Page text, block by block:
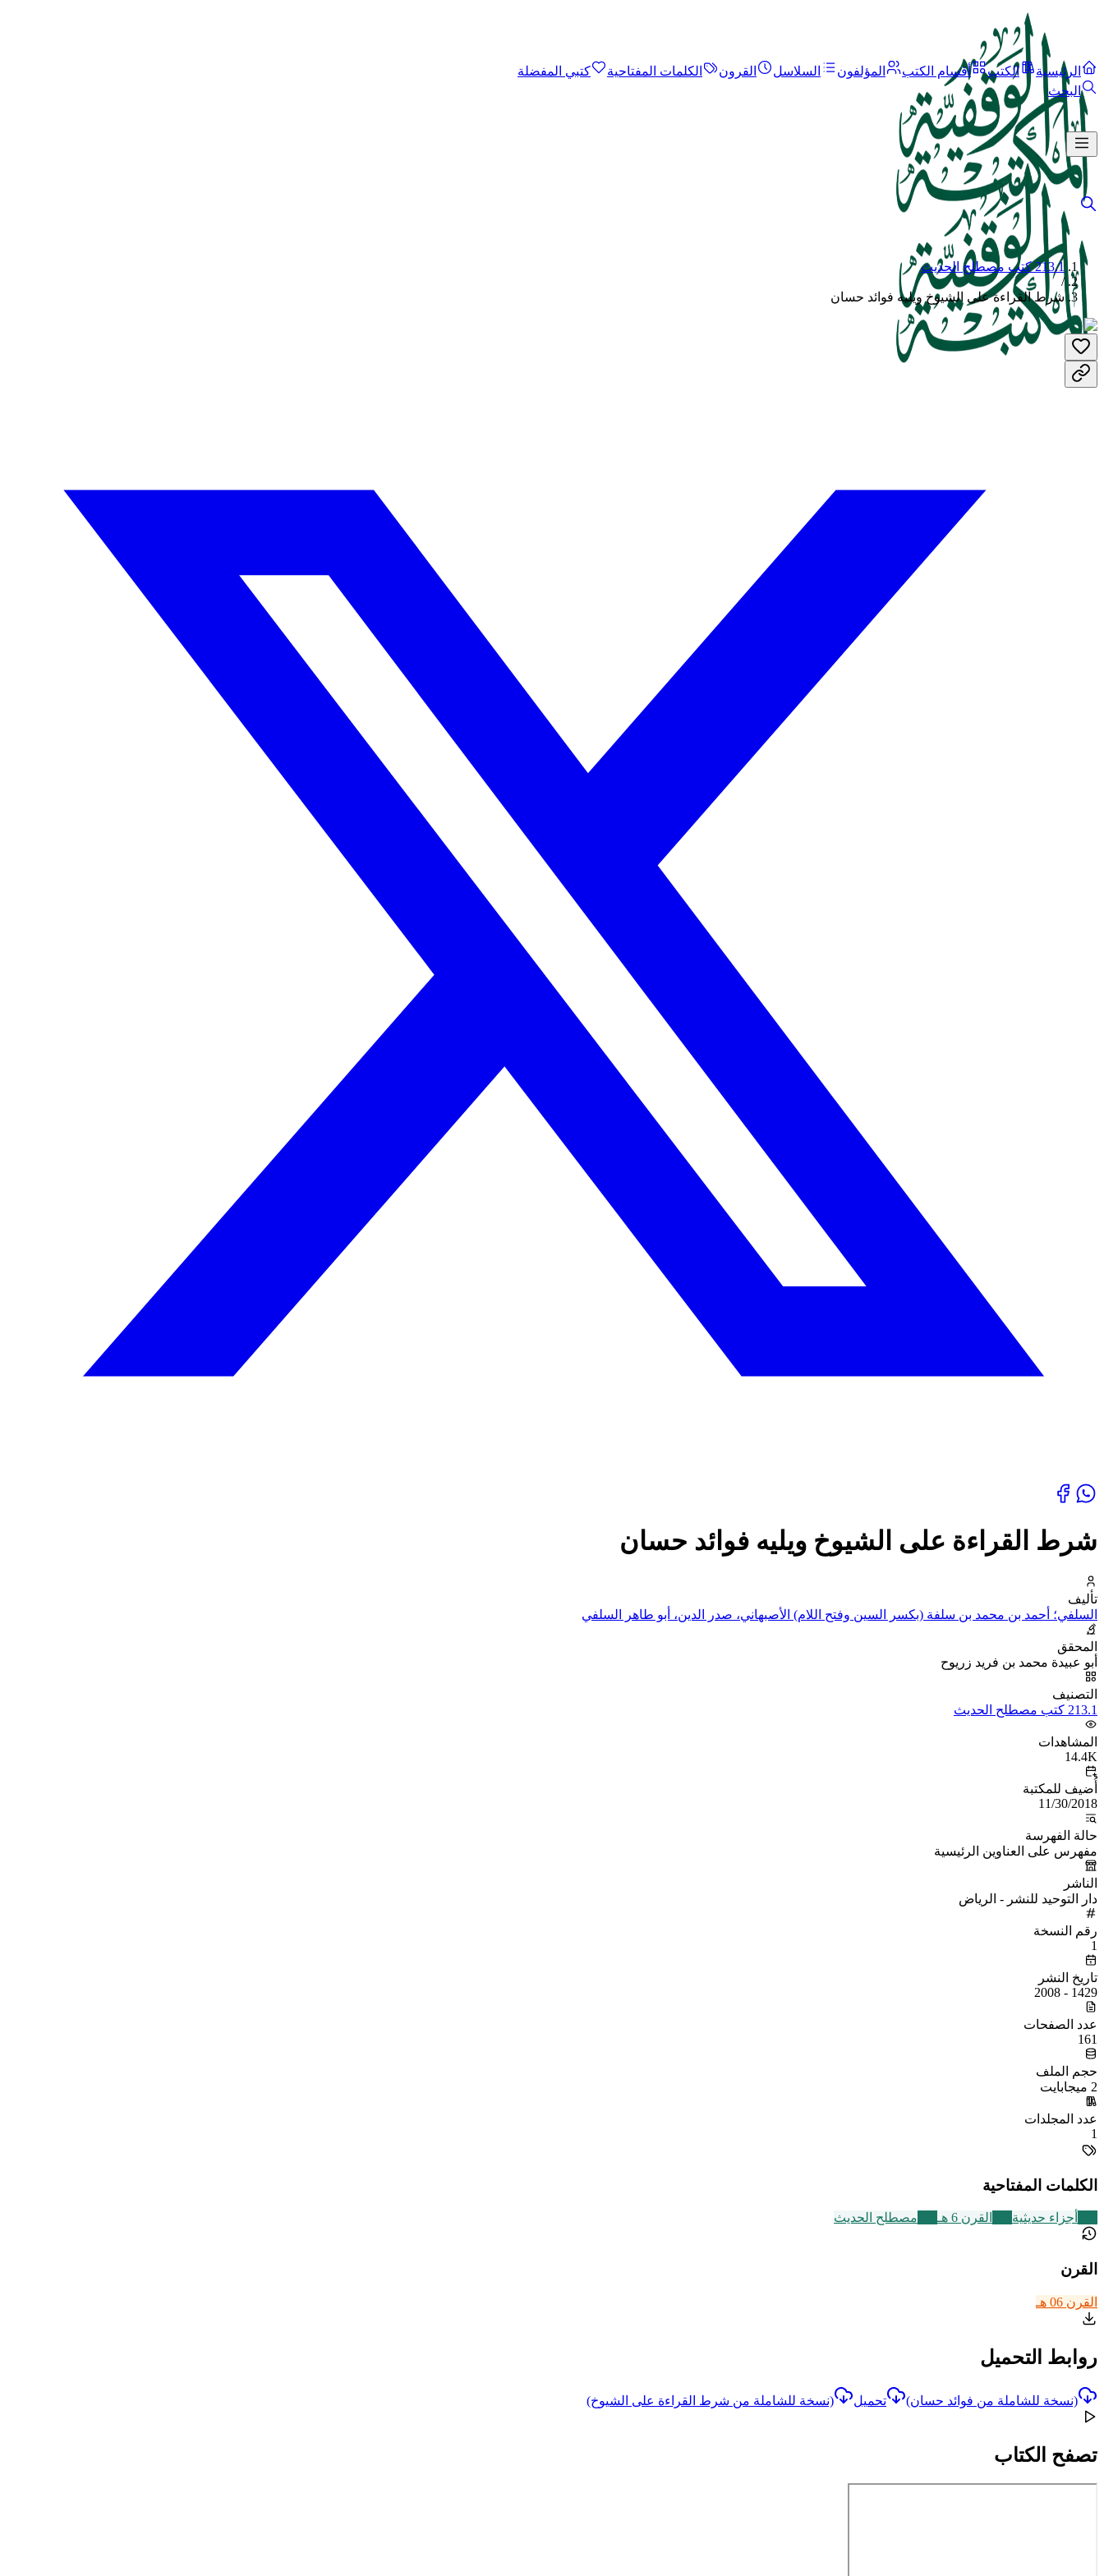
الرئيسية الكتب أقسام الكتب المؤلفون السلاسل القرون الكلمات المفتاحية
كتبي المفضلة
البحث
213.1 كتب مصطلح الحديث
/
شرط القراءة على الشيوخ ويليه فوائد حسان
شرط القراءة على الشيوخ ويليه فوائد حسان
تأليف
السلفي؛ أحمد بن محمد بن سلفة (بكسر السين وفتح اللام) الأصبهاني، صدر الدين، أبو طاهر السلفي
المحقق
أبو عبيدة محمد بن فريد زريوح
التصنيف
213.1 كتب مصطلح الحديث
المشاهدات
14.4K
أُضيف للمكتبة
11/30/2018
حالة الفهرسة
مفهرس على العناوين الرئيسية
الناشر
دار التوحيد للنشر - الرياض
رقم النسخة
1
تاريخ النشر
1429 - 2008
عدد الصفحات
161
حجم الملف
2 ميجابايت
عدد المجلدات
1
الكلمات المفتاحية
أجزاء حديثية القرن 6 هـ مصطلح الحديث
القرن
القرن 06 هـ
روابط التحميل
(نسخة للشاملة من فوائد حسان) تحميل (نسخة للشاملة من شرط القراءة على الشيوخ)
تصفح الكتاب